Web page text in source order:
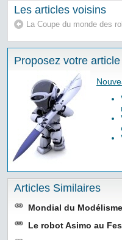
Les articles voisins
La Coupe du monde des
Proposez votre article
Articles Similaires
Mondial du
Le robot Asimo au